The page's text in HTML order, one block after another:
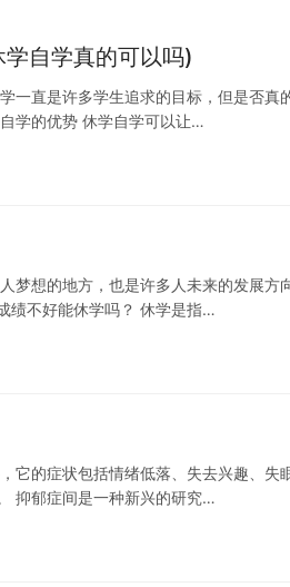
自学真的可以吗)
一直是许多学生追求的目标，但是否
学的优势 休学自学可以让…
梦想的地方，也是许多人未来的发展
绩不好能休学吗？ 休学是指…
它的症状包括情绪低落、失去兴趣、
抑郁症间是一种新兴的研究…